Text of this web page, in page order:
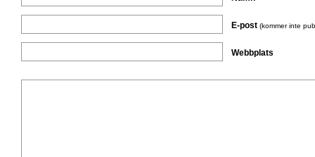
E-post (kommer inte
Webbplats